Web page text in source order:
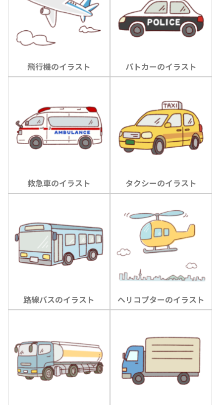
飛行機のイラスト パトカーのイラスト
救急車のイラスト タクシーのイラスト
路線バスのイラスト ヘリコプターのイラスト